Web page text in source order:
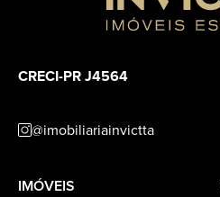
CRECI-PR J4564
@imobiliariainvictta
IMÓVEIS